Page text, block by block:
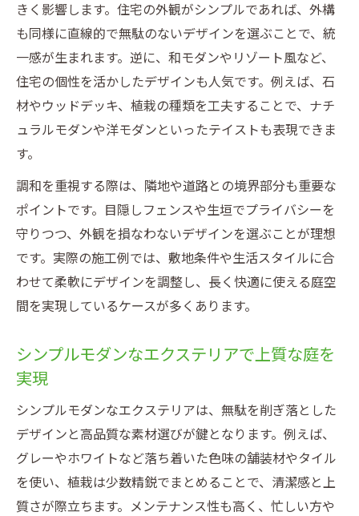
きく影響します。住宅の外観がシンプルであれば、外構
も同様に直線的で無駄のないデザインを選ぶことで、統
一感が生まれます。逆に、和モダンやリゾート風など、
住宅の個性を活かしたデザインも人気です。例えば、石
材やウッドデッキ、植栽の種類を工夫することで、ナチ
ュラルモダンや洋モダンといったテイストも表現できま
す。
調和を重視する際は、隣地や道路との境界部分も重要な
ポイントです。目隠しフェンスや生垣でプライバシーを
守りつつ、外観を損なわないデザインを選ぶことが理想
です。実際の施工例では、敷地条件や生活スタイルに合
わせて柔軟にデザインを調整し、長く快適に使える庭空
間を実現しているケースが多くあります。
シンプルモダンなエクステリアで上質な庭を
実現
シンプルモダンなエクステリアは、無駄を削ぎ落とした
デザインと高品質な素材選びが鍵となります。例えば、
グレーやホワイトなど落ち着いた色味の舗装材やタイル
を使い、植栽は少数精鋭でまとめることで、清潔感と上
質さが際立ちます。メンテナンス性も高く、忙しい方や